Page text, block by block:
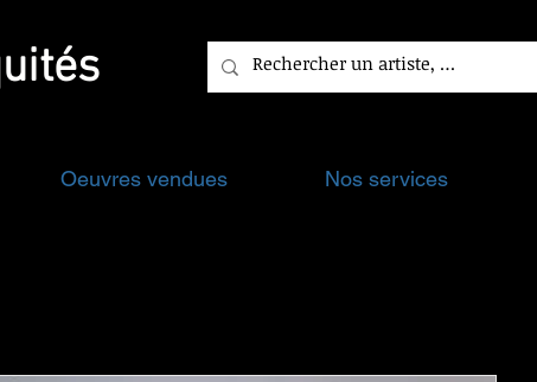
Oeuvres vendues Nos services